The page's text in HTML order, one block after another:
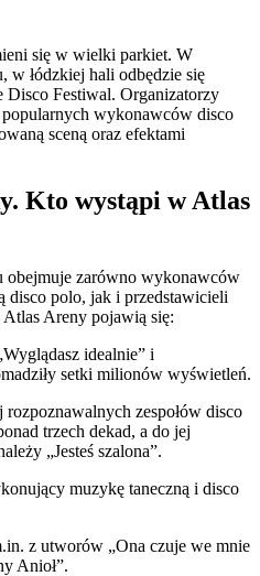
się w wielki parkiet. W
w łódzkiej hali odbędzie się
Disco Festiwal. Organizatorzy
popularnych wykonawców disco
sceną oraz efektami
Kto wystąpi w Atlas
obejmuje zarówno wykonawców
disco polo, jak i przedstawicieli
Atlas Areny pojawią się:
idealnie” i
setki milionów wyświetleń.
rozpoznawalnych zespołów disco
trzech dekad, a do jej
„Jesteś szalona”.
muzykę taneczną i disco
z utworów „Ona czuje we mnie
Anioł”.